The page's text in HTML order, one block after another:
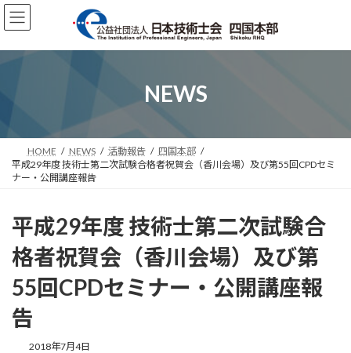
コ
ン
ン
ナ
ビ
ー
NEWS
HOME NEWS 活動報告
四国本部
平成29年度 技術士第二次試験合格者祝賀会（香川会場）及び第55回CPDセミ
ナー・公開講座報告
平成29年度 技術士第二次試験合
格者祝賀会（香川会場）及び第
55回CPDセミナー・公開講座報
告
2018年7月4日